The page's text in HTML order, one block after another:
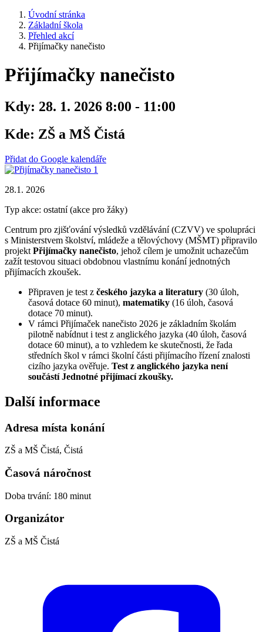
Úvodní stránka
Základní škola
Přehled akcí
Přijímačky nanečisto
Přijímačky nanečisto
Kdy: 28. 1. 2026 8:00 - 11:00
Kde: ZŠ a MŠ Čistá
Přidat do Google kalendáře
28.1. 2026
Typ akce: ostatní (akce pro žáky)
Centrum pro zjišťování výsledků vzdělávání (CZVV) ve spolupráci
s Ministerstvem školství, mládeže a tělovýchovy (MŠMT) připravilo
projekt Přijímačky nanečisto, jehož cílem je umožnit uchazečům
zažít testovou situaci obdobnou vlastnímu konání jednotných
přijímacích zkoušek.
Připraven je test z českého jazyka a literatury (30 úloh,
časová dotace 60 minut), matematiky (16 úloh, časová
dotace 70 minut).
V rámci Přijímaček nanečisto 2026 je základním školám
pilotně nabídnut i test z anglického jazyka (40 úloh, časová
dotace 60 minut), a to vzhledem ke skutečnosti, že řada
středních škol v rámci školní části přijímacího řízení znalosti
cizího jazyka ověřuje. Test z anglického jazyka není
součástí Jednotné přijímací zkoušky.
Další informace
Adresa místa konání
ZŠ a MŠ Čistá, Čistá
Časová náročnost
Doba trvání: 180 minut
Organizátor
ZŠ a MŠ Čistá